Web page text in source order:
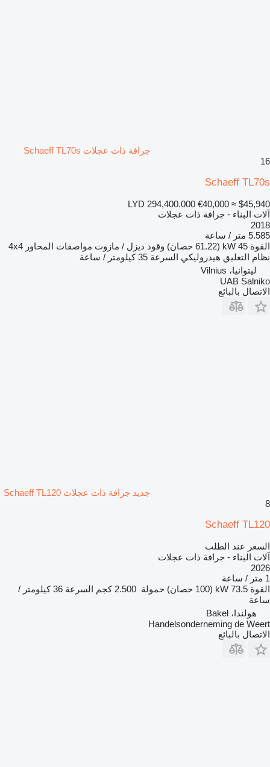
جرافة ذات عجلات Schaeff TL70s
16
Schaeff TL70s
LYD 294,400.000 €40,000 ≈ $45,940
آلات البناء - جرافة ذات عجلات
2018
5.585 متر / ساعة
القوة 45 kW (61.22 حصان) وقود ديزل / مازوت مواصفات المحاور 4x4
نظام التعليق هيدروليكي السرعة 35 كيلومتر / ساعة
ليتوانيا، Vilnius
UAB Salniko
الاتصال بالبائع
جديد جرافة ذات عجلات Schaeff TL120
8
Schaeff TL120
السعر عند الطلب
آلات البناء - جرافة ذات عجلات
2026
1 متر / ساعة
القوة 73.5 kW (100 حصان) حمولة 2.500 كجم السرعة
36 كيلومتر /
ساعة
هولندا، Bakel
Handelsonderneming de Weert
الاتصال بالبائع